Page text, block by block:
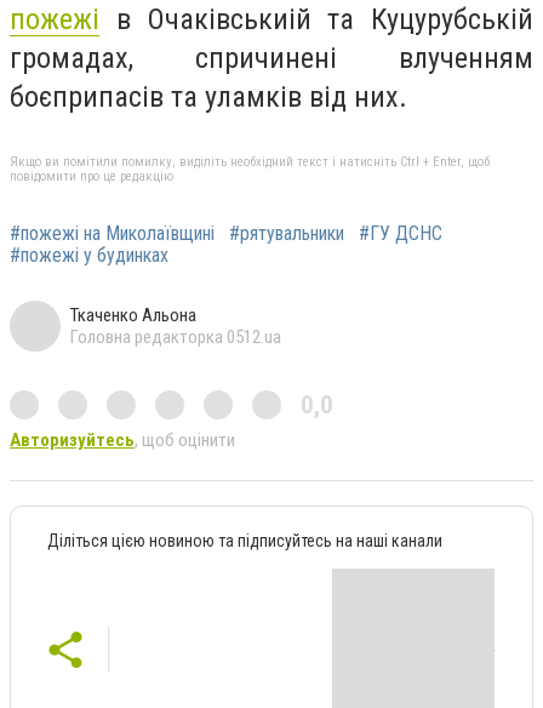
пожежі в Очаківськиій та Куцурубській
громадах, спричинені влученням
боєприпасів та уламків від них.
Якщо ви помітили помилку, виділіть необхідний текст і натисніть Ctrl + Enter, щоб
повідомити про це редакцію
#пожежі на Миколаївщині #рятувальники
#ГУ ДСНС
#пожежі у будинках
Ткаченко Альона
Головна редакторка 0512.ua
0,0
Авторизуйтесь, щоб оцінити
Діліться цією новиною та підписуйтесь на наші канали